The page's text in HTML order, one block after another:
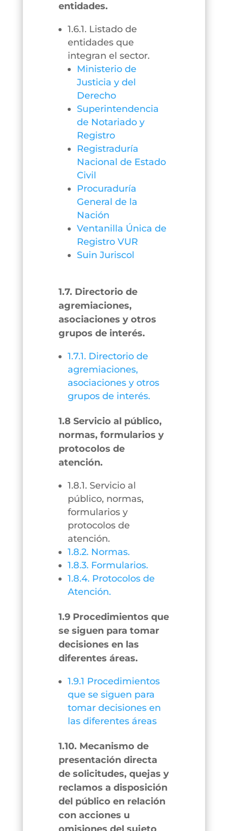
entidades.
1.6.1. Listado de
entidades que
integran el sector.
Ministerio de
Justicia y del
Derecho
Superintendencia
de Notariado y
Registro
Registraduría
Nacional de Estado
Civil
Procuraduría
General de la
Nación
Ventanilla Única de
Registro VUR
Suin Juriscol
1.7. Directorio de
agremiaciones,
asociaciones y otros
grupos de interés.
1.7.1. Directorio de
agremiaciones,
asociaciones y otros
grupos de interés.
1.8 Servicio al público,
normas, formularios y
protocolos de
atención.
1.8.1. Servicio al
público, normas,
formularios y
protocolos de
atención.
1.8.2. Normas.
1.8.3. Formularios.
1.8.4. Protocolos de
Atención.
1.9 Procedimientos que
se siguen para tomar
decisiones en las
diferentes áreas.
1.9.1 Procedimientos
que se siguen para
tomar decisiones en
las diferentes áreas
1.10. Mecanismo de
presentación directa
de solicitudes, quejas y
reclamos a disposición
del público en relación
con acciones u